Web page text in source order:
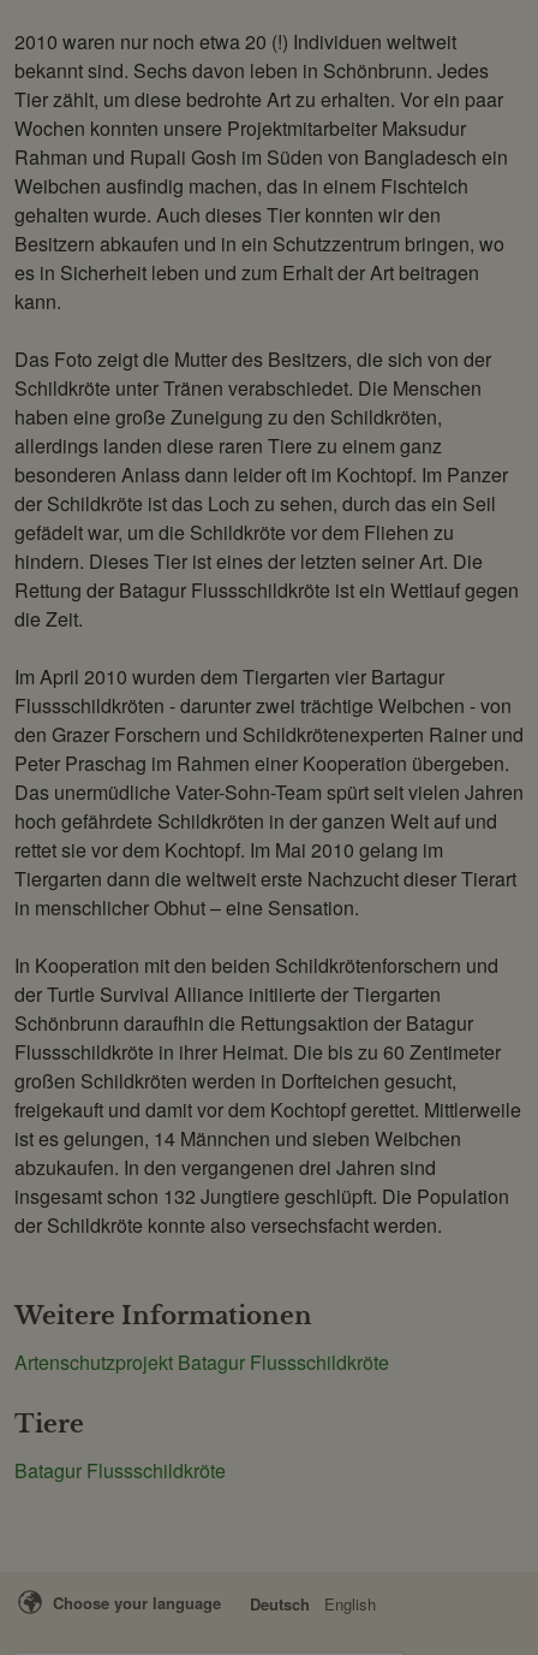
2010 waren nur noch etwa 20 (!) Individuen weltweit
bekannt sind. Sechs davon leben in Schönbrunn. Jedes
Tier zählt, um diese bedrohte Art zu erhalten. Vor ein paar
Wochen konnten unsere Projektmitarbeiter Maksudur
Rahman und Rupali Gosh im Süden von Bangladesch ein
Weibchen ausfindig machen, das in einem Fischteich
gehalten wurde. Auch dieses Tier konnten wir den
Besitzern abkaufen und in ein Schutzzentrum bringen, wo
es in Sicherheit leben und zum Erhalt der Art beitragen
kann.
Das Foto zeigt die Mutter des Besitzers, die sich von der
Schildkröte unter Tränen verabschiedet. Die Menschen
haben eine große Zuneigung zu den Schildkröten,
allerdings landen diese raren Tiere zu einem ganz
besonderen Anlass dann leider oft im Kochtopf. Im Panzer
der Schildkröte ist das Loch zu sehen, durch das ein Seil
gefädelt war, um die Schildkröte vor dem Fliehen zu
hindern. Dieses Tier ist eines der letzten seiner Art. Die
Rettung der Batagur Flussschildkröte ist ein Wettlauf gegen
die Zeit.
Im April 2010 wurden dem Tiergarten vier Bartagur
Flussschildkröten - darunter zwei trächtige Weibchen - von
den Grazer Forschern und Schildkrötenexperten Rainer und
Peter Praschag im Rahmen einer Kooperation übergeben.
Das unermüdliche Vater-Sohn-Team spürt seit vielen Jahren
hoch gefährdete Schildkröten in der ganzen Welt auf und
rettet sie vor dem Kochtopf. Im Mai 2010 gelang im
Tiergarten dann die weltweit erste Nachzucht dieser Tierart
in menschlicher Obhut – eine Sensation.
In Kooperation mit den beiden Schildkrötenforschern und
der Turtle Survival Alliance initiierte der Tiergarten
Schönbrunn daraufhin die Rettungsaktion der Batagur
Flussschildkröte in ihrer Heimat. Die bis zu 60 Zentimeter
großen Schildkröten werden in Dorfteichen gesucht,
freigekauft und damit vor dem Kochtopf gerettet. Mittlerweile
ist es gelungen, 14 Männchen und sieben Weibchen
abzukaufen. In den vergangenen drei Jahren sind
insgesamt schon 132 Jungtiere geschlüpft. Die Population
der Schildkröte konnte also versechsfacht werden.
Weitere Informationen
Artenschutzprojekt Batagur Flussschildkröte
Tiere
Batagur Flussschildkröte
Choose your language Deutsch English